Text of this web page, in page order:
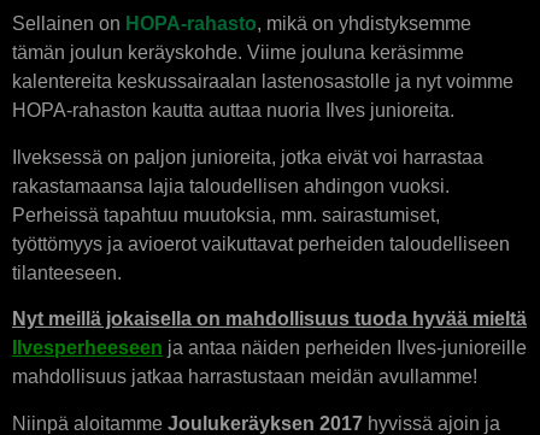
Sellainen on HOPA-rahasto, mikä on yhdistyksemme
tämän joulun keräyskohde. Viime jouluna keräsimme
kalentereita keskussairaalan lastenosastolle ja nyt voimme
HOPA-rahaston kautta auttaa nuoria Ilves junioreita.
Ilveksessä on paljon junioreita, jotka eivät voi harrastaa
rakastamaansa lajia taloudellisen ahdingon vuoksi.
Perheissä tapahtuu muutoksia, mm. sairastumiset,
työttömyys ja avioerot vaikuttavat perheiden taloudelliseen
tilanteeseen.
Nyt meillä jokaisella on mahdollisuus tuoda hyvää mieltä
Ilvesperheeseen ja antaa näiden perheiden Ilves-junioreille
mahdollisuus jatkaa harrastustaan meidän avullamme!
Niinpä aloitamme Joulukeräyksen 2017 hyvissä ajoin ja